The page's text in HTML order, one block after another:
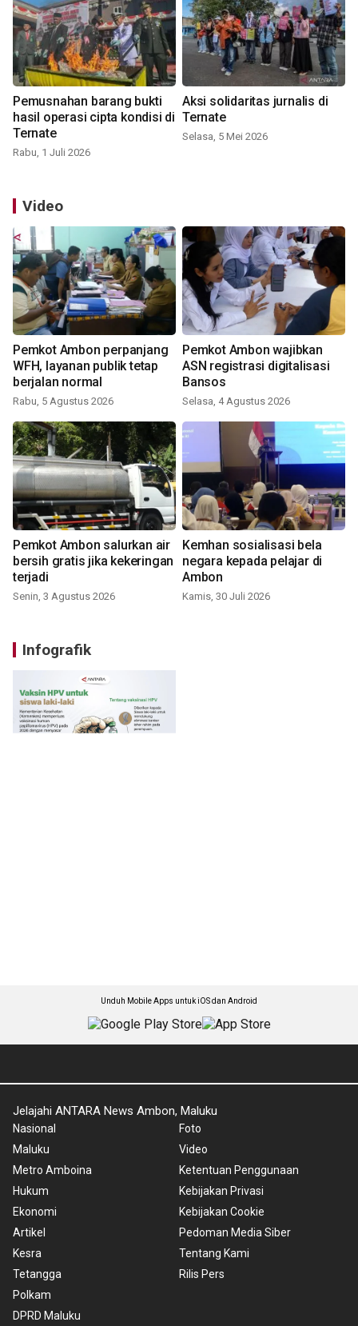
Pemusnahan barang bukti
hasil operasi cipta kondisi di
Ternate
Rabu, 1 Juli 2026
Aksi solidaritas jurnalis di
Ternate
Selasa, 5 Mei 2026
Video
Pemkot Ambon perpanjang
WFH, layanan publik tetap
berjalan normal
Rabu, 5 Agustus 2026
Pemkot Ambon wajibkan
ASN registrasi digitalisasi
Bansos
Selasa, 4 Agustus 2026
Pemkot Ambon salurkan air
bersih gratis jika kekeringan
terjadi
Senin, 3 Agustus 2026
Kemhan sosialisasi bela
negara kepada pelajar di
Ambon
Kamis, 30 Juli 2026
Infografik
Unduh Mobile Apps untuk iOS dan Android
Jelajahi ANTARA News Ambon, Maluku
Nasional
Maluku
Metro Amboina
Hukum
Ekonomi
Artikel
Kesra
Tetangga
Polkam
DPRD Maluku
Foto
Video
Ketentuan Penggunaan
Kebijakan Privasi
Kebijakan Cookie
Pedoman Media Siber
Tentang Kami
Rilis Pers